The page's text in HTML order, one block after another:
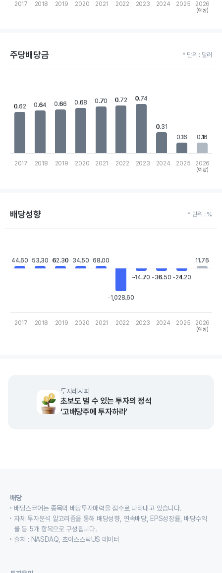
2017 2018 2019 2020 2021 2022 2023 2024 2025 2026
(예상)
주당배당금 * 단위 : 달러
View as data table, Chart
The chart has 1 X axis displaying categories.
The chart has 1 Y axis displaying values. Data ranges from 0.16
0.62
0.62 0.64
0.64 0.66
0.66 0.68
0.68 0.70
0.70 0.72
0.72 0.74
0.74
0.31
0.31
0.16
0.16 0.16
0.16
2017 2018 2019 2020 2021 2022 2023 2024 2025 2026
(예상)
배당성향 * 단위 : %
View as data table, Chart
The chart has 1 X axis displaying categories.
The chart has 1 Y axis displaying values. Data ranges from -
44.60
44.60 53.30
53.30 62.30
62.30 34.50
34.50 68.00
68.00
-1,028.60
-1,028.60
-14.70
-14.70 -36.50
-36.50 -24.20
-24.20
11.76
11.76
2017 2018 2019 2020 2021 2022 2023 2024 2025 2026
(예상)
투자레시피
초보도 벌 수 있는 투자의 정석
‘고배당주에 투자하라’
배당
배당스코어는 종목의 배당투자매력을 점수로 나타내고 있습니다.
자체 투자분석 알고리즘을 통해 배당성향, 연속배당, EPS성장률, 배당수익
률 등 5개 항목으로 구성됩니다.
출처 : NASDAQ, 초이스스탁US 데이터